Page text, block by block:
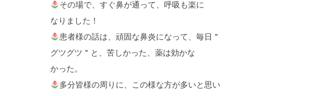
その場で、すぐ鼻が通って、呼吸も楽に
なりました！
患者様の話は、頑固な鼻炎になって、毎日＂
グツグツ＂と、苦しかった、薬は効かな
かった。
多分皆様の周りに、この様な方が多いと思い